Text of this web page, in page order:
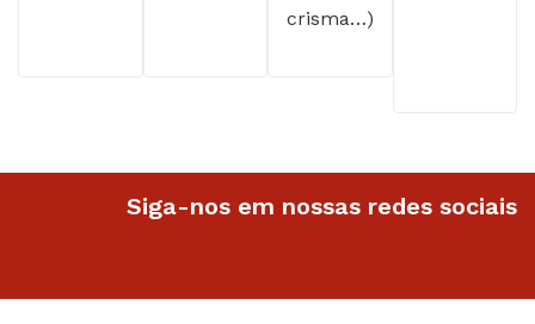
crisma…)
Siga-nos em nossas redes sociais